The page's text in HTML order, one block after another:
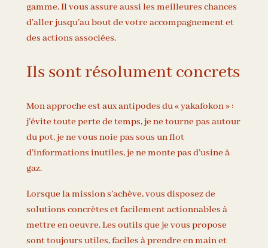
gamme. Il vous assure aussi les meilleures chances
d’aller jusqu’au bout de votre accompagnement et
des actions associées.
Ils sont résolument concrets
Mon approche est aux antipodes du « yakafokon » :
j’évite toute perte de temps, je ne tourne pas autour
du pot, je ne vous noie pas sous un flot
d’informations inutiles, je ne monte pas d’usine à
gaz.
Lorsque la mission s’achève, vous disposez de
solutions concrètes et facilement actionnables à
mettre en oeuvre. Les outils que je vous propose
sont toujours utiles, faciles à prendre en main et